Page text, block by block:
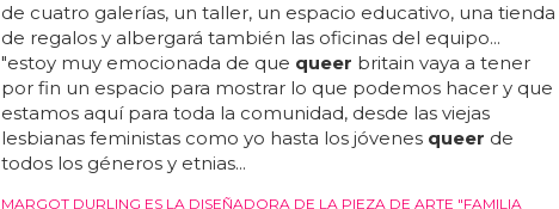
de cuatro galerías, un taller, un espacio educativo, una tienda
de regalos y albergará también las oficinas del equipo...
"estoy muy emocionada de que queer britain vaya a tener
por fin un espacio para mostrar lo que podemos hacer y que
estamos aquí para toda la comunidad, desde las viejas
lesbianas feministas como yo hasta los jóvenes queer de
todos los géneros y etnias...
MARGOT DURLING ES LA DISEÑADORA DE LA PIEZA DE ARTE "FAMILIA